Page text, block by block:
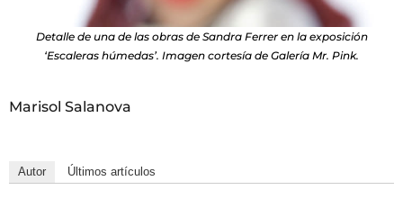
Detalle de una de las obras de Sandra Ferrer en la exposición
‘Escaleras húmedas’. Imagen cortesía de Galería Mr. Pink.
Marisol Salanova
Autor Últimos artículos